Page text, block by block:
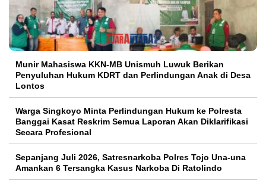
Munir Mahasiswa KKN-MB Unismuh Luwuk Berikan
Penyuluhan Hukum KDRT dan Perlindungan Anak di Desa
Lontos
Warga Singkoyo Minta Perlindungan Hukum ke Polresta
Banggai Kasat Reskrim Semua Laporan Akan Diklarifikasi
Secara Profesional
Sepanjang Juli 2026, Satresnarkoba Polres Tojo Una-una
Amankan 6 Tersangka Kasus Narkoba Di Ratolindo